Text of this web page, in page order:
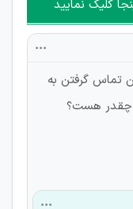
کلیک نمایید
تماس گرفتن به
چقدر هست؟